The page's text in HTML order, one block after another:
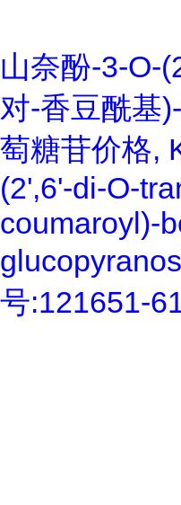
山奈酚-3-O-
对-香豆酰基
萄糖苷价格,
(2',6'-di-O-
coumaroyl)-
号:121651-